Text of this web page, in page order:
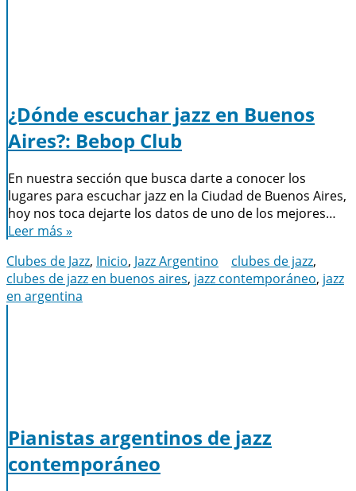
¿Dónde escuchar jazz en Buenos
Aires?: Bebop Club
En nuestra sección que busca darte a conocer los
lugares para escuchar jazz en la Ciudad de Buenos Aires,
hoy nos toca dejarte los datos de uno de los mejores…
Leer más »
Clubes de Jazz, Inicio, Jazz Argentino clubes de jazz,
clubes de jazz en buenos aires, jazz contemporáneo, jazz
en argentina
Pianistas argentinos de jazz
contemporáneo